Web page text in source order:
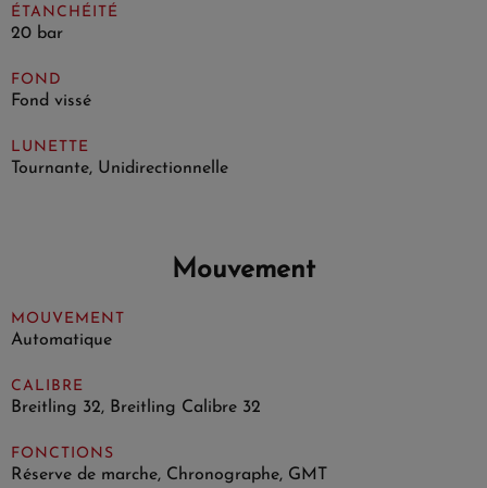
ÉTANCHÉITÉ
20 bar
FOND
Fond vissé
LUNETTE
Tournante, Unidirectionnelle
Mouvement
MOUVEMENT
Automatique
CALIBRE
Breitling 32, Breitling Calibre 32
FONCTIONS
Réserve de marche, Chronographe, GMT